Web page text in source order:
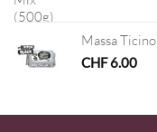
Massa
CHF6.00